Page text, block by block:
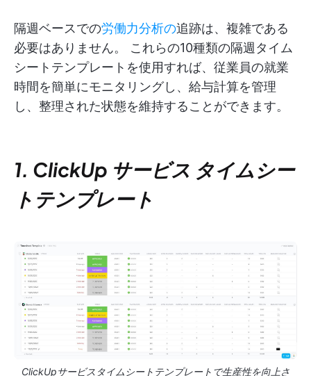
隔週ベースでの労働力分析の追跡は、複雑である
必要はありません。 これらの10種類の隔週タイム
シートテンプレートを使用すれば、従業員の就業
時間を簡単にモニタリングし、給与計算を管理
し、整理された状態を維持することができます。
1. ClickUp サービス タイムシー
トテンプレート
ClickUpサービスタイムシートテンプレートで生産性を向上さ